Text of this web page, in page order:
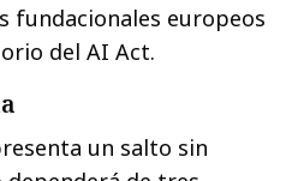
fundacionales europeos
del AI Act.
un salto sin